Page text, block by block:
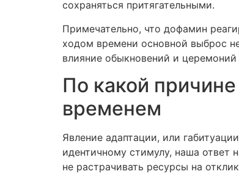
сохраняться притягательными.
Примечательно, что дофамин
ходом времени основной выброс
влияние обыкновений и
По какой
временем
Явление адаптации, или
идентичному стимулу, наша ответ
не растрачивать ресурсы на